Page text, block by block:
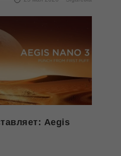
Aegis